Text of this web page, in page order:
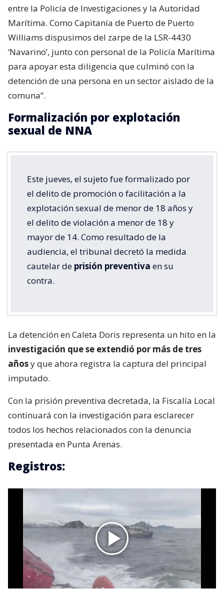
entre la Policía de Investigaciones y la Autoridad
Marítima. Como Capitanía de Puerto de Puerto
Williams dispusimos del zarpe de la LSR-4430
‘Navarino’, junto con personal de la Policía Marítima
para apoyar esta diligencia que culminó con la
detención de una persona en un sector aislado de la
comuna”.
Formalización por explotación
sexual de NNA
Este jueves, el sujeto fue formalizado por
el delito de promoción o facilitación a la
explotación sexual de menor de 18 años y
el delito de violación a menor de 18 y
mayor de 14. Como resultado de la
audiencia, el tribunal decretó la medida
cautelar de prisión preventiva en su
contra.
La detención en Caleta Doris representa un hito en la
investigación que se extendió por más de tres
añosy que ahora registra la captura del principal
imputado.
Con la prisión preventiva decretada, la Fiscalía Local
continuará con la investigación para esclarecer
todos los hechos relacionados con la denuncia
presentada en Punta Arenas.
Registros: